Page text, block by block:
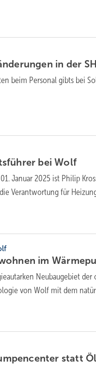
in der
beim Personal gibts bei
beiWolf
Januar 2025 ist Philip
Verantwortung für
im
Neubaugebiet der
von Wolf mit dem
statt